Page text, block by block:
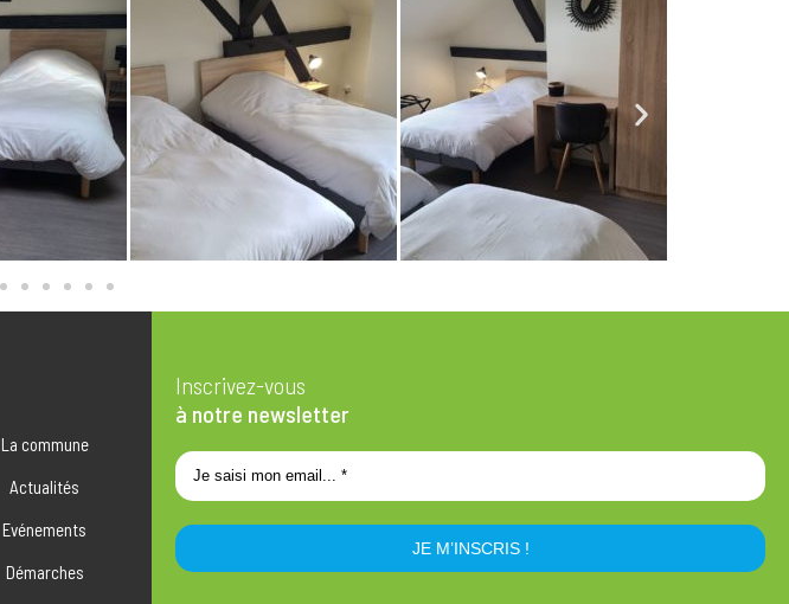
La commune
Actualités
Evénements
Démarches
Inscrivez-vous
à notre newsletter